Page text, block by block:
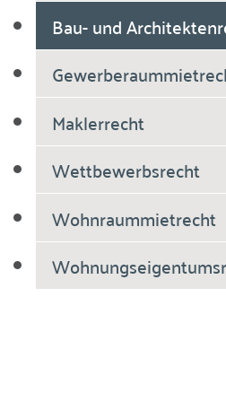
Bau- und
Maklerrecht
Wettbewerbsrecht
Wohnraummietrecht